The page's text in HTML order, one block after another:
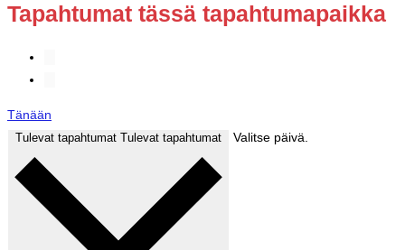
Tapahtumat tässä tapahtumapaikka
Tänään
Tulevat tapahtumat Tulevat tapahtumat Valitse päivä.